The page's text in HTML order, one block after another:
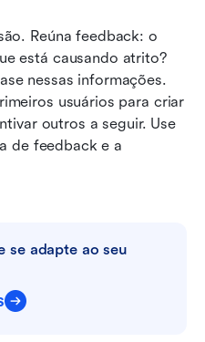
Reúna feedback: o
está causando atrito?
nessas informações.
usuários para criar
outros a seguir. Use
de feedback e a
se adapte ao seu